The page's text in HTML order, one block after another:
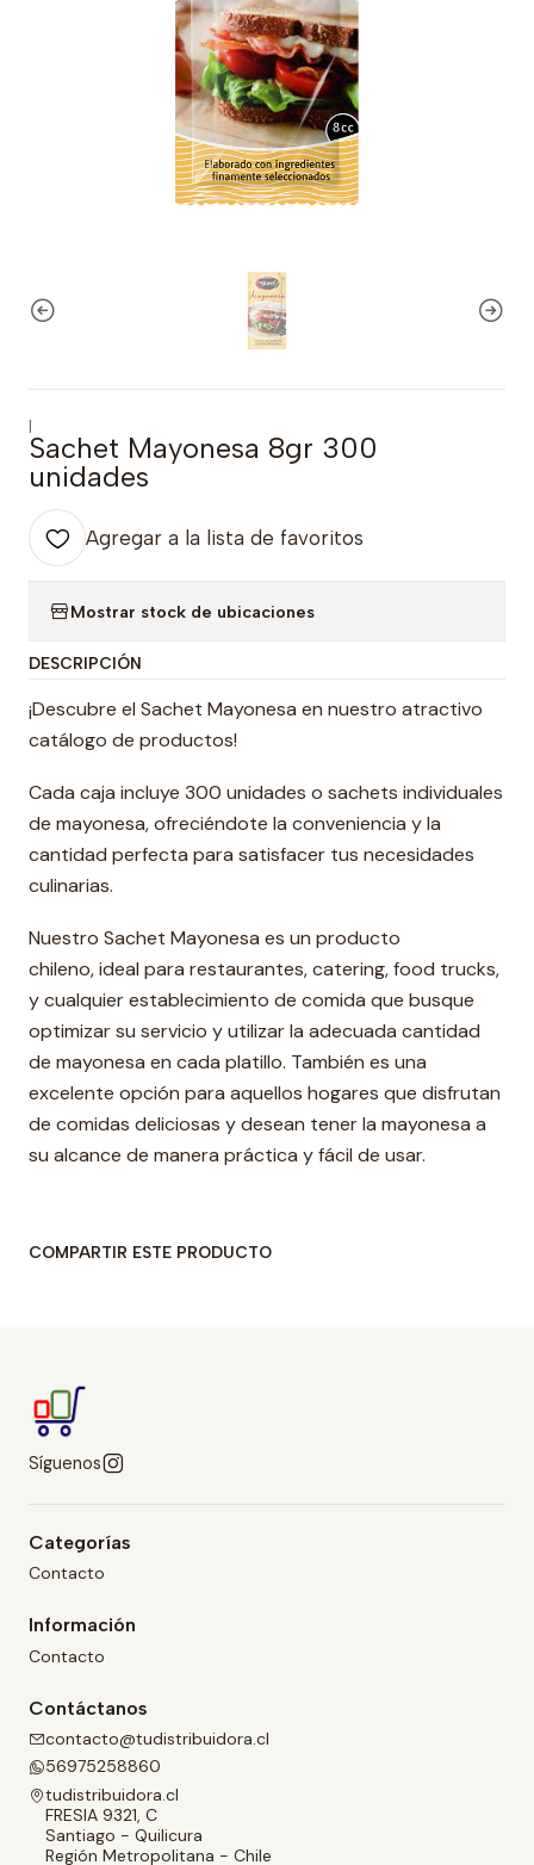
|
Sachet Mayonesa 8gr 300
unidades
Agregar a la lista de favoritos
Mostrar stock de ubicaciones
DESCRIPCIÓN
¡Descubre el Sachet Mayonesa en nuestro atractivo
catálogo de productos!
Cada caja incluye 300 unidades o sachets individuales
de mayonesa, ofreciéndote la conveniencia y la
cantidad perfecta para satisfacer tus necesidades
culinarias.
Nuestro Sachet Mayonesa es un producto
chileno, ideal para restaurantes, catering, food trucks,
y cualquier establecimiento de comida que busque
optimizar su servicio y utilizar la adecuada cantidad
de mayonesa en cada platillo. También es una
excelente opción para aquellos hogares que disfrutan
de comidas deliciosas y desean tener la mayonesa a
su alcance de manera práctica y fácil de usar.
COMPARTIR ESTE PRODUCTO
Síguenos
Categorías
Contacto
Información
Contacto
Contáctanos
contacto@tudistribuidora.cl
56975258860
tudistribuidora.cl
FRESIA 9321, C
Santiago - Quilicura
Región Metropolitana - Chile